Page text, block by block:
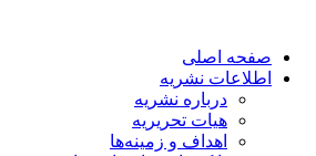
صفحه اصلی
اطلاعات نشریه
درباره نشریه
هیات تحریریه
اهداف و زمینه‌ها